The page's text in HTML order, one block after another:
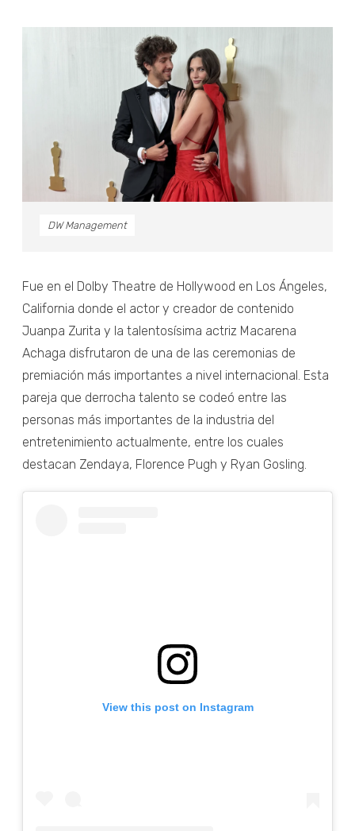
DW Management
Fue en el Dolby Theatre de Hollywood en Los Ángeles,
California donde el actor y creador de contenido
Juanpa Zurita y la talentosísima actriz Macarena
Achaga disfrutaron de una de las ceremonias de
premiación más importantes a nivel internacional. Esta
pareja que derrocha talento se codeó entre las
personas más importantes de la industria del
entretenimiento actualmente, entre los cuales
destacan Zendaya, Florence Pugh y Ryan Gosling.
View this post on Instagram